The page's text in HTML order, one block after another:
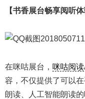
【书香展台畅享阅听体
在咪咕展台， 咪咕阅读
容，不仅提供了可以
朗读、人工智能朗读